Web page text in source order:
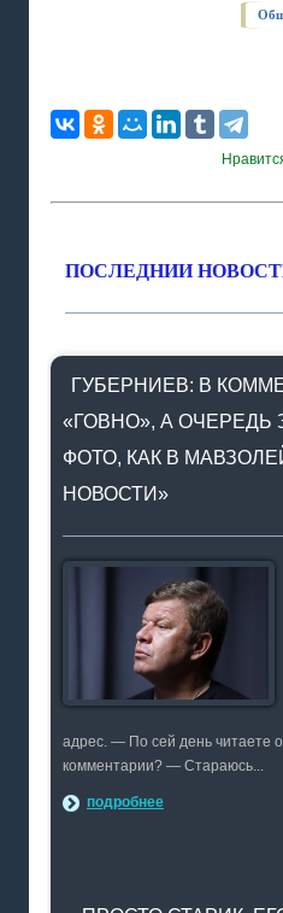
ПОСЛЕДНИИ
ГУБЕРНИЕВ: В
«ГОВНО», А ОЧЕРЕДЬ
ФОТО, КАК В
НОВОСТИ»
адрес. — По сей день читаете
комментарии? — Стараюсь...
подробнее